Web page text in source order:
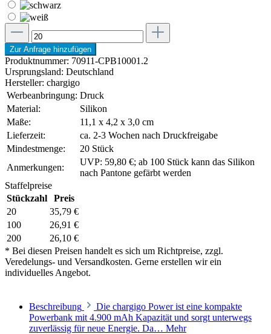
Zur Anfrage hinzufügen
Produktnummer: 70911-CPB10001.2
Ursprungsland: Deutschland
Hersteller: chargigo
Werbeanbringung: Druck
Material:
Silikon
Maße:
11,1 x 4,2 x 3,0 cm
Lieferzeit:
ca. 2-3 Wochen nach Druckfreigabe
Mindestmenge:
20 Stück
Anmerkungen:
UVP: 59,80 €; ab 100 Stück kann das Silikon
nach Pantone gefärbt werden
Staffelpreise
Stückzahl
Preis
20
35,79 €
100
26,91 €
200
26,10 €
* Bei diesen Preisen handelt es sich um Richtpreise, zzgl.
Veredelungs- und Versandkosten. Gerne erstellen wir ein
individuelles Angebot.
Beschreibung
Die chargigo Power ist eine kompakte
Powerbank mit 4.900 mAh Kapazität und sorgt unterwegs
zuverlässig für neue Energie. Da… Mehr